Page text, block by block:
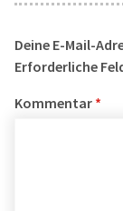
Deine E-Mail-
Erforderliche
Kommentar *